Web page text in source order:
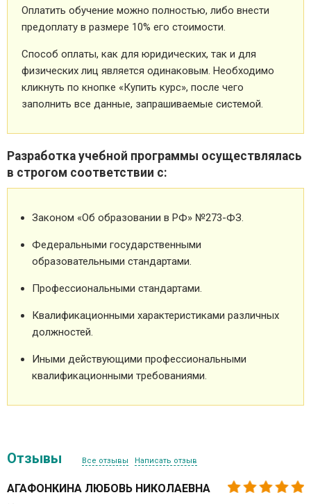
Оплатить обучение можно полностью, либо внести
предоплату в размере 10% его стоимости.
Способ оплаты, как для юридических, так и для
физических лиц является одинаковым. Необходимо
кликнуть по кнопке «Купить курс», после чего
заполнить все данные, запрашиваемые системой.
Разработка учебной программы осуществлялась
в строгом соответствии с:
Законом «Об образовании в РФ» №273-ФЗ.
Федеральными государственными
образовательными стандартами.
Профессиональными стандартами.
Квалификационными характеристиками различных
должностей.
Иными действующими профессиональными
квалификационными требованиями.
Отзывы Все отзывы Написать отзыв
АГАФОНКИНА ЛЮБОВЬ НИКОЛАЕВНА